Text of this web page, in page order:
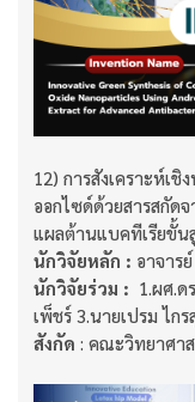
12) การสังเคราะห์เ
ออกไซด์ด้วยสารสกัด
แผลต้านแบคทีเรียขั้น
นักวิจัยหลัก : อาจาร
นักวิจัยร่วม :
1.ผศ.
เพ็ชร์ 3.นายเปรม ไก
สังกัด : คณะวิทยาศา